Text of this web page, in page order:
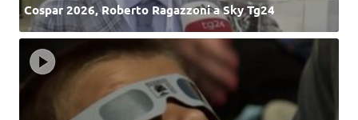
Cospar 2026, Roberto Ragazzoni a Sky Tg24